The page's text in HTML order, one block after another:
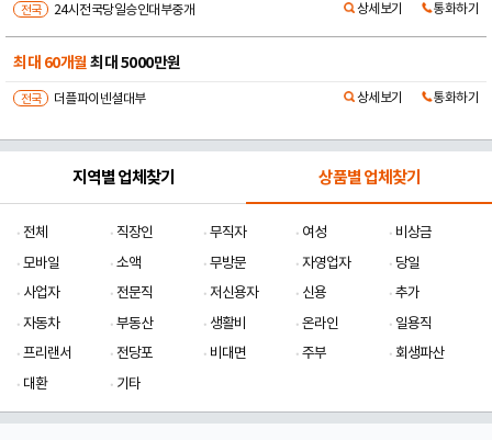
전국 24시전국당일승인대부중개 상세보기 통화하기
최대 60개월 최대 5000만원
전국 더플파이넨셜대부 상세보기 통화하기
지역별 업체찾기 상품별 업체찾기
전체 직장인 무직자 여성
비상금
모바일
소액 무방문 자영업자
당일
사업자
전문직 저신용자 신용
추가
자동차
부동산 생활비 온라인
일용직
프리랜서
전당포 비대면 주부
회생파산
대환
기타